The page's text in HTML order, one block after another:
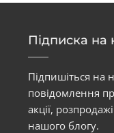
Підписка на
Підпишіться на
повідомлення
акції,
нашого блогу.